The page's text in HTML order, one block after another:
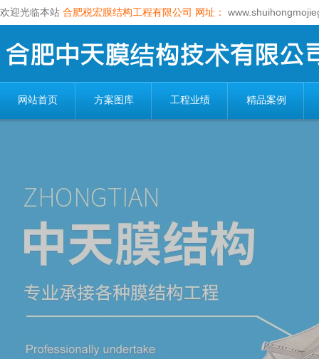
欢迎光临本站 合肥税宏膜结构工程有限公司 网址：
网站首页 方案图库 工程业绩 精品案例